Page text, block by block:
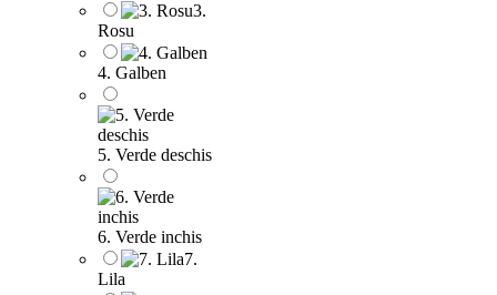
3.
Rosu
4. Galben
5. Verde deschis
6. Verde inchis
7.
Lila